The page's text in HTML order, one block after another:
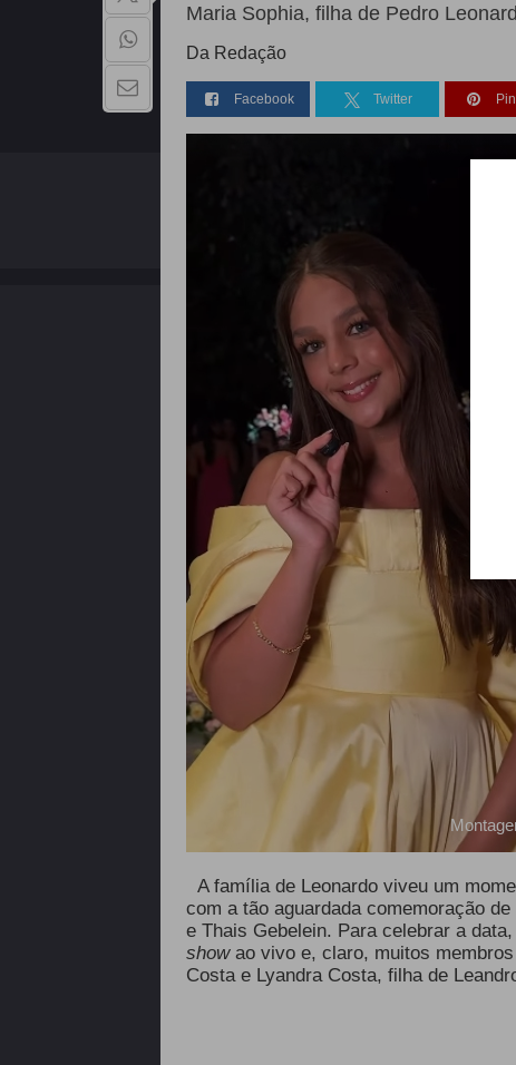
Maria Sophia, filha de Pedro
Da Redação
Facebook Twitter
A família de Leonardo viveu um
com a tão aguardada comemoração
e Thais Gebelein. Para celebrar a
show ao vivo e, claro, muitos
Costa e Lyandra Costa, filha de
Copyright - 2026 | Todos os direitos reservados